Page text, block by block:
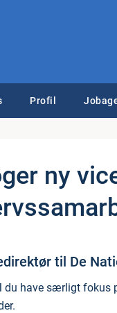
Profil
ny
til De
du have særligt fokus